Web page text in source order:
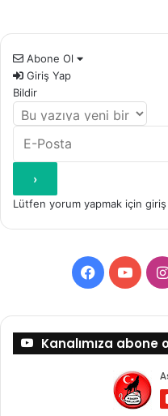
Abone Ol
Giriş Yap
Bildir
Lütfen yorum yapmak için giriş
Facebook
Kanalımıza abone